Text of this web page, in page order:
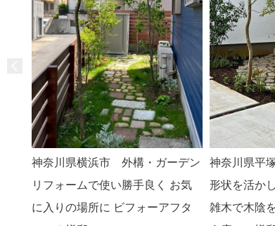
神奈川県横浜市 外構・ガーデン
リフォームで使い勝手良く お気
に入りの場所に ビフォーアフタ
神奈川県平
形状を活か
雑木で木陰